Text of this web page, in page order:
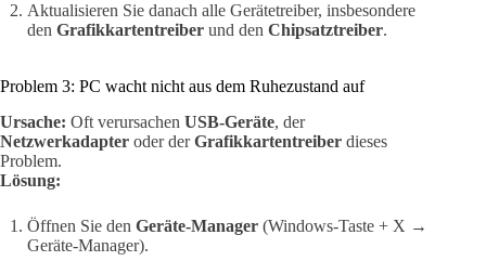
Aktualisieren Sie danach alle Gerätetreiber, insbesondere
den Grafikkartentreiber und den Chipsatztreiber.
Problem 3: PC wacht nicht aus dem Ruhezustand auf
Ursache: Oft verursachen USB-Geräte, der
Netzwerkadapter oder derGrafikkartentreiber dieses
Problem.
Lösung:
Öffnen Sie den Geräte-Manager (Windows-Taste + X →
Geräte-Manager).